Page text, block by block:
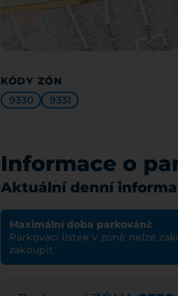
KÓDY ZÓN
9330
9331
Informace o
Aktuální denní
Maximální doba parkování:
Parkovací lístek v zóně nelze
zakoupit.